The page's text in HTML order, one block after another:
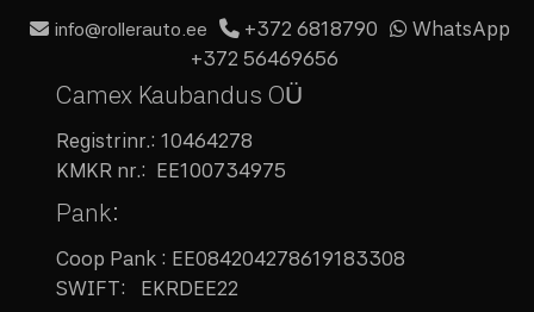
info@rollerauto.ee +372 6818790
WhatsApp
+372 56469656
Camex Kaubandus OÜ
Registrinr.: 10464278
KMKR nr.: EE100734975
Pank:
Coop Pank : EE084204278619183308
SWIFT: EKRDEE22